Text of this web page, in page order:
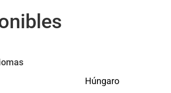
Húngaro